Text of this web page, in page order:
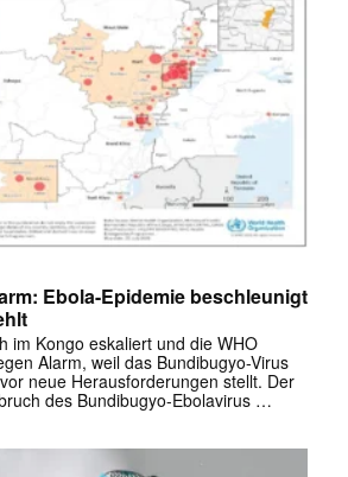
Ebola-Epidemie beschleunigt
im Kongo eskaliert und die WHO
Alarm, weil das Bundibugyo-Virus
neue Herausforderungen stellt. Der
des Bundibugyo-Ebolavirus …